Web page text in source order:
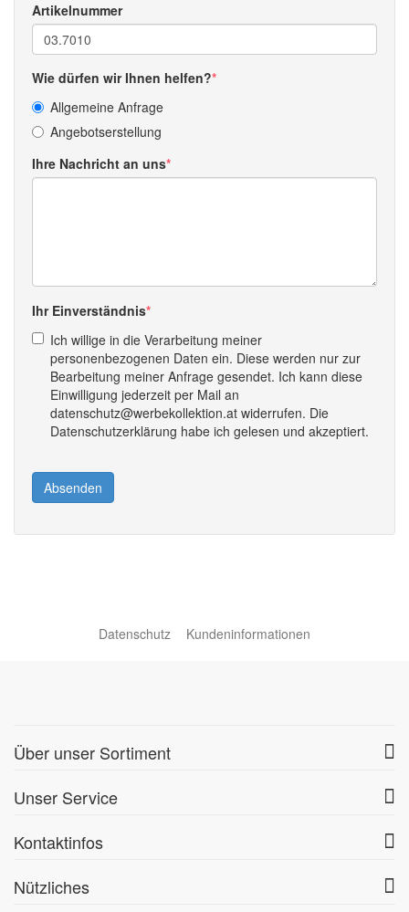
Artikelnummer
Wie dürfen wir Ihnen helfen?
Allgemeine Anfrage
Angebotserstellung
Ihre Nachricht an uns
Ihr Einverständnis
Ich willige in die Verarbeitung meiner
personenbezogenen Daten ein. Diese werden nur zur
Bearbeitung meiner Anfrage gesendet. Ich kann diese
Einwilligung jederzeit per Mail an
datenschutz@werbekollektion.at widerrufen. Die
Datenschutzerklärung habe ich gelesen und akzeptiert.
Absenden
Datenschutz Kundeninformationen
Über unser Sortiment
Unser Service
Kontaktinfos
Nützliches